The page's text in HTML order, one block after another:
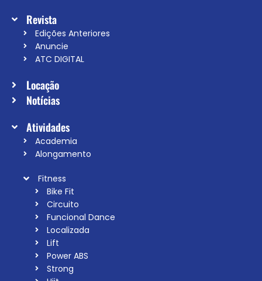
Revista
Edições Anteriores
Anuncie
ATC DIGITAL
Locação
Notícias
Atividades
Academia
Alongamento
Fitness
Bike Fit
Circuito
Funcional Dance
Localizada
Lift
Power ABS
Strong